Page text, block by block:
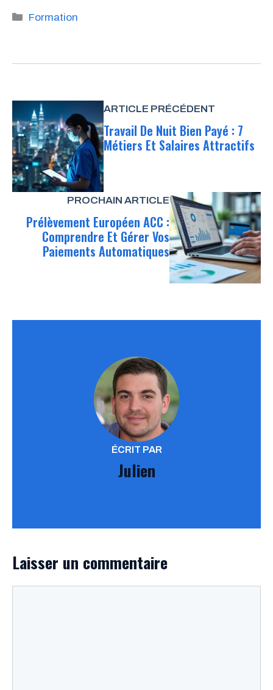
Catégories
Formation
ARTICLE PRÉCÉDENT
Travail De Nuit Bien Payé : 7
Métiers Et Salaires Attractifs
PROCHAIN ARTICLE
Prélèvement Européen ACC :
Comprendre Et Gérer Vos
Paiements Automatiques
ÉCRIT PAR
Julien
Laisser un commentaire